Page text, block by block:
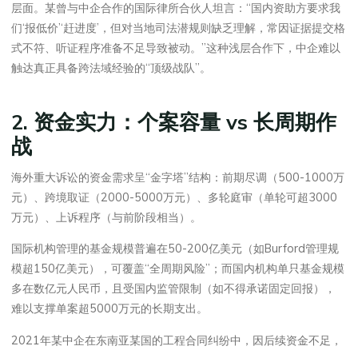
层面。某曾与中企合作的国际律所合伙人坦言：“国内资助方要求我
们‘报低价’‘赶进度’，但对当地司法潜规则缺乏理解，常因证据提交格
式不符、听证程序准备不足导致被动。”这种浅层合作下，中企难以
触达真正具备跨法域经验的“顶级战队”。
2. 资金实力：个案容量 vs 长周期作
战
海外重大诉讼的资金需求呈“金字塔”结构：前期尽调（500-1000万
元）、跨境取证（2000-5000万元）、多轮庭审（单轮可超3000
万元）、上诉程序（与前阶段相当）。
国际机构管理的基金规模普遍在50-200亿美元（如Burford管理规
模超150亿美元），可覆盖“全周期风险”；而国内机构单只基金规模
多在数亿元人民币，且受国内监管限制（如不得承诺固定回报），
难以支撑单案超5000万元的长期支出。
2021年某中企在东南亚某国的工程合同纠纷中，因后续资金不足，